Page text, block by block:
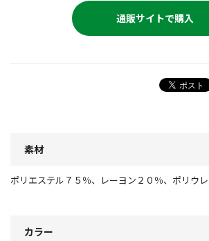
通販サイトで購入
素材
ポリエステル７５％、レーヨン２０％、ポリウ
カラー